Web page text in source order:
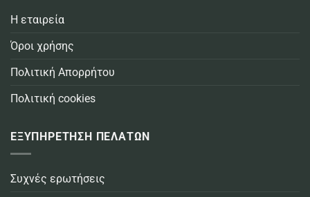
Η εταιρεία
Όροι χρήσης
Πολιτική Απορρήτου
Πολιτική cookies
ΕΞΥΠΗΡΕΤΗΣΗ ΠΕΛΑΤΩΝ
Συχνές ερωτήσεις